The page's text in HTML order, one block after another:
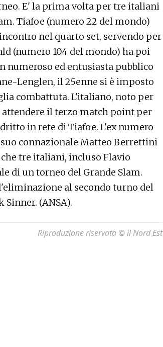
E' la prima volta per tre italiani
Tiafoe (numero 22 del mondo)
nel quarto set, servendo per
(numero 104 del mondo) ha poi
numeroso ed entusiasta pubblico
Lenglen, il 25enne si è imposto
combattuta. L'italiano, noto per
il terzo match point per
in rete di Tiafoe. L'ex numero
connazionale Matteo Berrettini
tre italiani, incluso Flavio
di un torneo del Grande Slam.
al secondo turno del
(ANSA).
Riproduzione riservata © il Nord Est